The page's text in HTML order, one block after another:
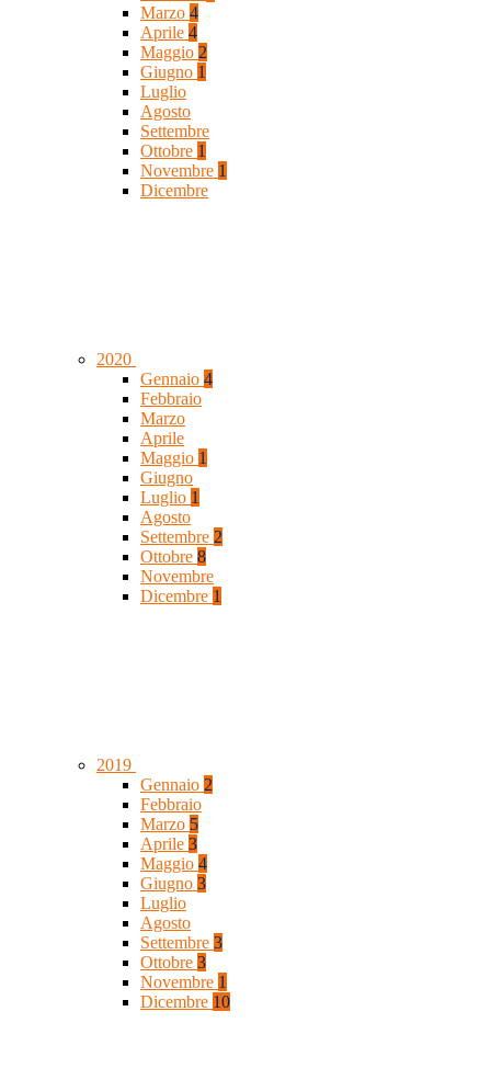
Marzo 4
Aprile 4
Maggio 2
Giugno 1
Luglio
Agosto
Settembre
Ottobre 1
Novembre 1
Dicembre
2020
Gennaio 4
Febbraio
Marzo
Aprile
Maggio 1
Giugno
Luglio 1
Agosto
Settembre 2
Ottobre 8
Novembre
Dicembre 1
2019
Gennaio 2
Febbraio
Marzo 5
Aprile 3
Maggio 4
Giugno 3
Luglio
Agosto
Settembre 3
Ottobre 3
Novembre 1
Dicembre 10